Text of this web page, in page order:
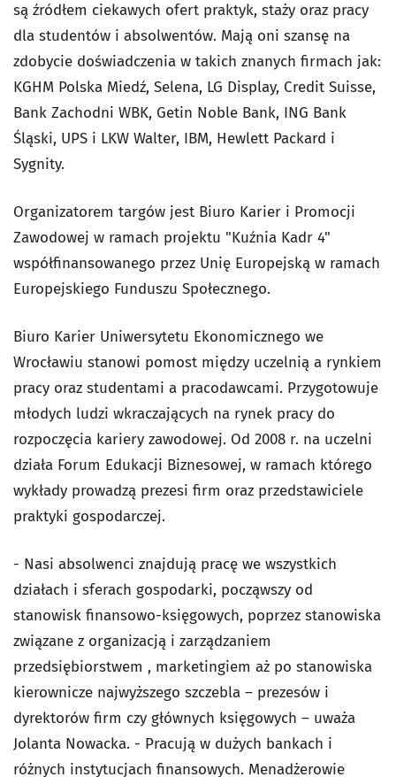
są źródłem ciekawych ofert praktyk, staży oraz pracy
dla studentów i absolwentów. Mają oni szansę na
zdobycie doświadczenia w takich znanych firmach jak:
KGHM Polska Miedź, Selena, LG Display, Credit Suisse,
Bank Zachodni WBK, Getin Noble Bank, ING Bank
Śląski, UPS i LKW Walter, IBM, Hewlett Packard i
Sygnity.
Organizatorem targów jest Biuro Karier i Promocji
Zawodowej w ramach projektu "Kuźnia Kadr 4"
współfinansowanego przez Unię Europejską w ramach
Europejskiego Funduszu Społecznego.
Biuro Karier Uniwersytetu Ekonomicznego we
Wrocławiu stanowi pomost między uczelnią a rynkiem
pracy oraz studentami a pracodawcami. Przygotowuje
młodych ludzi wkraczających na rynek pracy do
rozpoczęcia kariery zawodowej. Od 2008 r. na uczelni
działa Forum Edukacji Biznesowej, w ramach którego
wykłady prowadzą prezesi firm oraz przedstawiciele
praktyki gospodarczej.
- Nasi absolwenci znajdują pracę we wszystkich
działach i sferach gospodarki, począwszy od
stanowisk finansowo-księgowych, poprzez stanowiska
związane z organizacją i zarządzaniem
przedsiębiorstwem , marketingiem aż po stanowiska
kierownicze najwyższego szczebla – prezesów i
dyrektorów firm czy głównych księgowych – uważa
Jolanta Nowacka. - Pracują w dużych bankach i
różnych instytucjach finansowych. Menadżerowie